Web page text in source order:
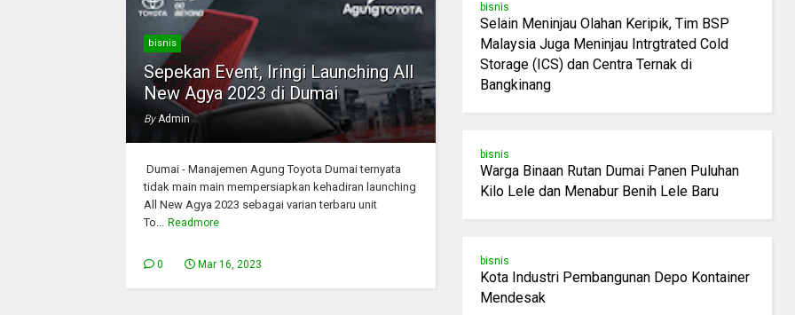
bisnis
Sepekan Event, Iringi Launching All
New Agya 2023 di Dumai
By Admin
Dumai - Manajemen Agung Toyota Dumai ternyata
tidak main main mempersiapkan kehadiran launching
All New Agya 2023 sebagai varian terbaru unit
To... Readmore
0 Mar 16, 2023
bisnis
Selain Meninjau Olahan Keripik, Tim BSP
Malaysia Juga Meninjau Intrgtrated Cold
Storage (ICS) dan Centra Ternak di
Bangkinang
bisnis
Warga Binaan Rutan Dumai Panen Puluhan
Kilo Lele dan Menabur Benih Lele Baru
bisnis
Kota Industri Pembangunan Depo Kontainer
Mendesak